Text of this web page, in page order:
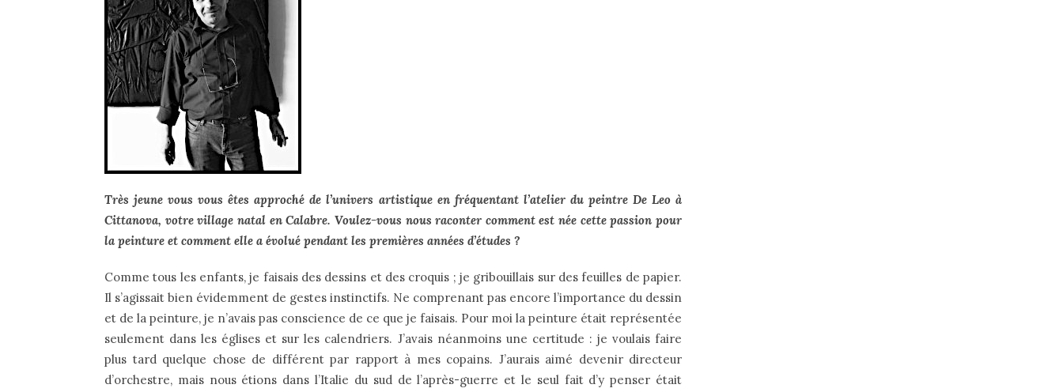
Très jeune vous vous êtes approché de l’univers artistique en fréquentant l’atelier du peintre De Leo à
Cittanova, votre village natal en Calabre. Voulez-vous nous raconter comment est née cette passion pour
la peinture et comment elle a évolué pendant les premières années d’études ?
Comme tous les enfants, je faisais des dessins et des croquis ; je gribouillais sur des feuilles de papier.
Il s’agissait bien évidemment de gestes instinctifs. Ne comprenant pas encore l’importance du dessin
et de la peinture, je n’avais pas conscience de ce que je faisais. Pour moi la peinture était représentée
seulement dans les églises et sur les calendriers. J’avais néanmoins une certitude : je voulais faire
plus tard quelque chose de différent par rapport à mes copains. J’aurais aimé devenir directeur
d’orchestre, mais nous étions dans l’Italie du sud de l’après-guerre et le seul fait d’y penser était